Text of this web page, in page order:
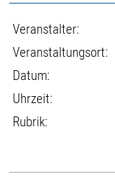
Veranstalter:
Veranstaltungsort:
Datum:
Uhrzeit:
Rubrik: